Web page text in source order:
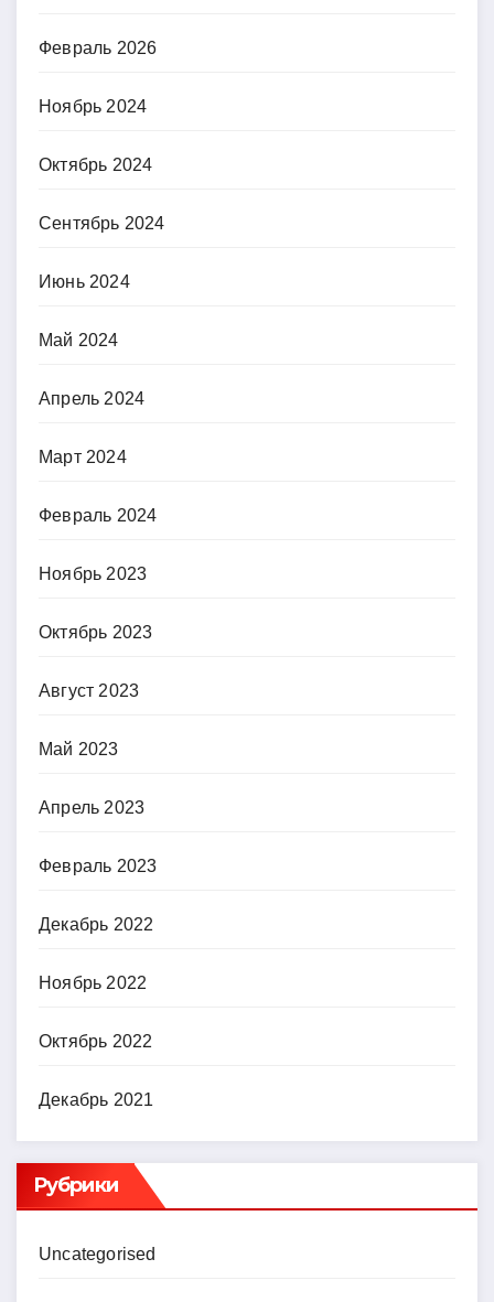
Февраль 2026
Ноябрь 2024
Октябрь 2024
Сентябрь 2024
Июнь 2024
Май 2024
Апрель 2024
Март 2024
Февраль 2024
Ноябрь 2023
Октябрь 2023
Август 2023
Май 2023
Апрель 2023
Февраль 2023
Декабрь 2022
Ноябрь 2022
Октябрь 2022
Декабрь 2021
Рубрики
Uncategorised